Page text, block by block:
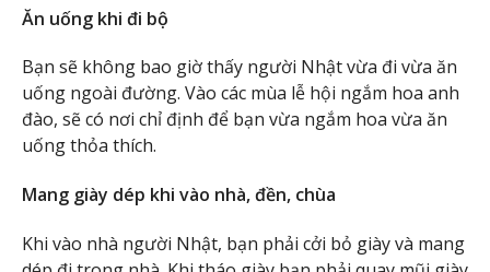
Ăn uống khi đi bộ
Bạn sẽ không bao giờ thấy người Nhật vừa đi vừa ăn
uống ngoài đường. Vào các mùa lễ hội ngắm hoa anh
đào, sẽ có nơi chỉ định để bạn vừa ngắm hoa vừa ăn
uống thỏa thích.
Mang giày dép khi vào nhà, đền, chùa
Khi vào nhà người Nhật, bạn phải cởi bỏ giày và mang